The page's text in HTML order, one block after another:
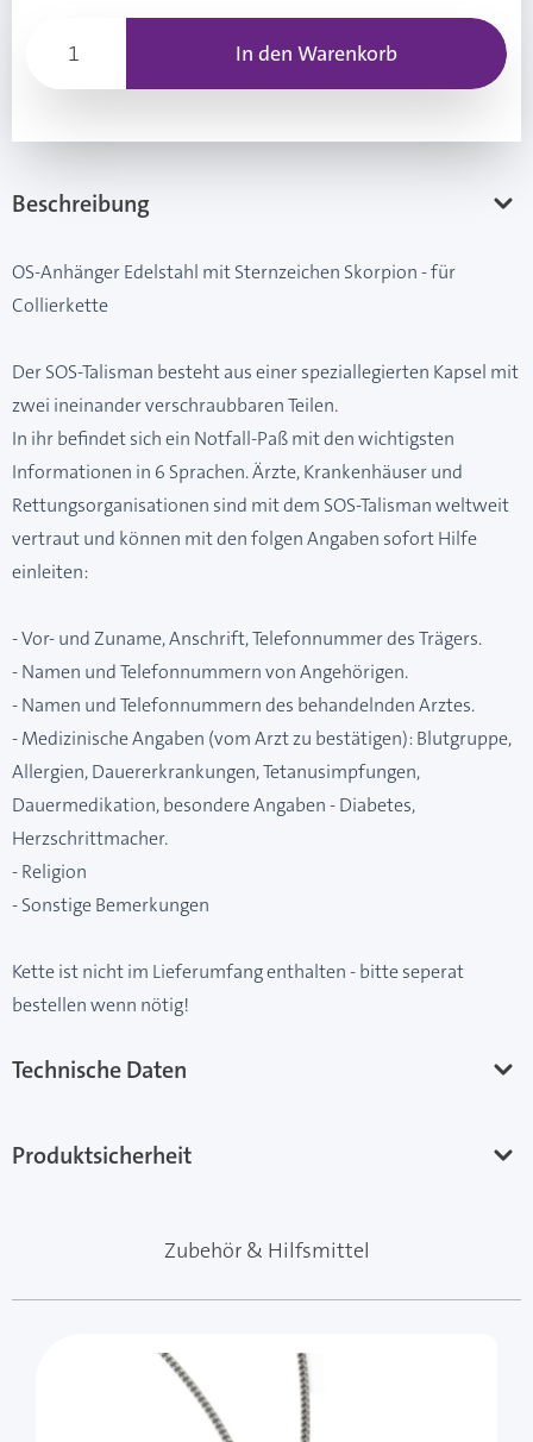
In den Warenkorb
Beschreibung
OS-Anhänger Edelstahl mit Sternzeichen Skorpion - für
Collierkette
Der SOS-Talisman besteht aus einer speziallegierten Kapsel mit
zwei ineinander verschraubbaren Teilen.
In ihr befindet sich ein Notfall-Paß mit den wichtigsten
Informationen in 6 Sprachen. Ärzte, Krankenhäuser und
Rettungsorganisationen sind mit dem SOS-Talisman weltweit
vertraut und können mit den folgen Angaben sofort Hilfe
einleiten:
- Vor- und Zuname, Anschrift, Telefonnummer des Trägers.
- Namen und Telefonnummern von Angehörigen.
- Namen und Telefonnummern des behandelnden Arztes.
- Medizinische Angaben (vom Arzt zu bestätigen): Blutgruppe,
Allergien, Dauererkrankungen, Tetanusimpfungen,
Dauermedikation, besondere Angaben - Diabetes,
Herzschrittmacher.
- Religion
- Sonstige Bemerkungen
Kette ist nicht im Lieferumfang enthalten - bitte seperat
bestellen wenn nötig!
Technische Daten
Produktsicherheit
Zubehör & Hilfsmittel